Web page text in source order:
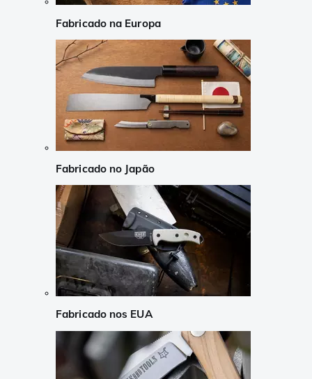
Fabricado na Europa
Fabricado no Japão
Fabricado nos EUA